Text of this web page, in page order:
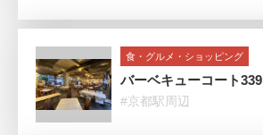
食・グルメ・ショッピング
バーベキューコート339
#京都駅周辺